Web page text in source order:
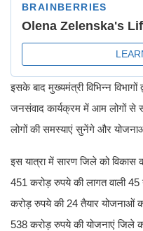
इसके बाद मुख्यमंत्री विभिन्न विभागों
जनसंवाद कार्यक्रम में आम लोगों से
लोगों की समस्याएं सुनेंगे और
इस यात्रा में सारण जिले को विकास
451 करोड़ रुपये की लागत वाली
करोड़ रुपये की 24 तैयार योजनाओं
538 करोड़ रुपये की योजनाएं जिले